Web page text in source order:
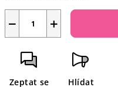
+
−
Zeptat se Hlídat